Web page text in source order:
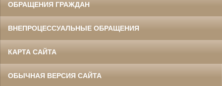
ОБРАЩЕНИЯ ГРАЖДАН
ВНЕПРОЦЕССУАЛЬНЫЕ ОБРАЩЕНИЯ
КАРТА САЙТА
ОБЫЧНАЯ ВЕРСИЯ САЙТА